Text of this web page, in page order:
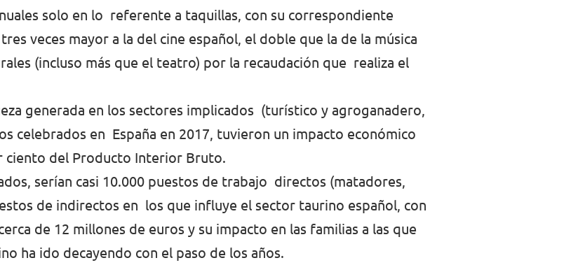
solo en lo referente a taquillas, con su correspondiente
veces mayor a la del cine español, el doble que la de la música
(incluso más que el teatro) por la recaudación que realiza el
generada en los sectores implicados (turístico y agroganadero,
celebrados en España en 2017, tuvieron un impacto económico
ciento del Producto Interior Bruto.
serían casi 10.000 puestos de trabajo directos (matadores,
de indirectos en los que influye el sector taurino español, con
de 12 millones de euros y su impacto en las familias a las que
ha ido decayendo con el paso de los años.